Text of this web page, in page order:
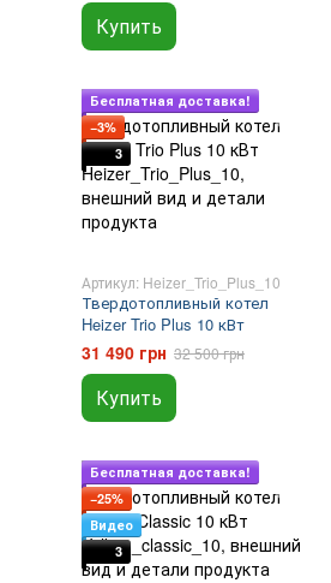
Купить
Подарок
Бесплатная доставка!
−3%
3
Артикул: Heizer_Trio_Plus_10
Твердотопливный котел
Heizer Trio Plus 10 кВт
31 490 грн 32 500 грн
Купить
Подарок
Бесплатная доставка!
−25%
Видео
3